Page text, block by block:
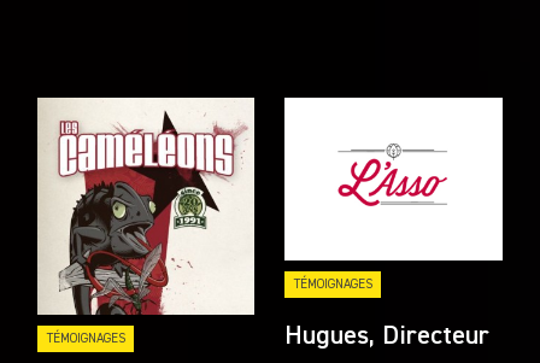
TÉMOIGNAGES
TÉMOIGNAGES
Hugues, Directeur